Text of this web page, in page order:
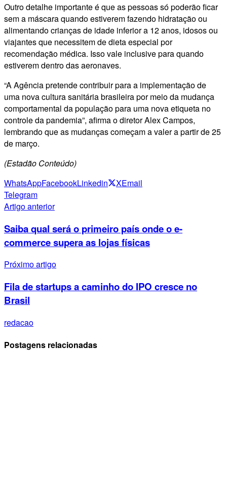
Outro detalhe importante é que as pessoas só poderão ficar
sem a máscara quando estiverem fazendo hidratação ou
alimentando crianças de idade inferior a 12 anos, idosos ou
viajantes que necessitem de dieta especial por
recomendação médica. Isso vale inclusive para quando
estiverem dentro das aeronaves.
“A Agência pretende contribuir para a implementação de
uma nova cultura sanitária brasileira por meio da mudança
comportamental da população para uma nova etiqueta no
controle da pandemia”, afirma o diretor Alex Campos,
lembrando que as mudanças começam a valer a partir de 25
de março.
(Estadão Conteúdo)
WhatsAppFacebookLinkedin XEmail
Telegram
Artigo anterior
Saiba qual será o primeiro país onde o e-
commerce supera as lojas físicas
Próximo artigo
Fila de startups a caminho do IPO cresce no
Brasil
redacao
Postagens relacionadas